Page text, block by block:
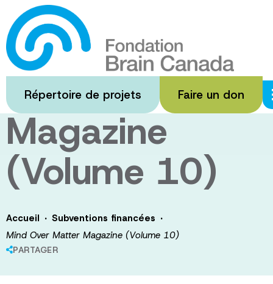
Passer
au
contenu
principal
Répertoire de projets Faire un don
Mind Over
Matter
Magazine
(Volume 10)
Accueil · Subventions financées ·
Mind Over Matter Magazine (Volume 10)
PARTAGER